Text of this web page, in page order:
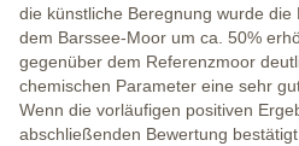
die künstliche Beregnung wurde
dem Barssee-Moor um ca. 50%
gegenüber dem Referenzmoor
chemischen Parameter eine sehr
Wenn die vorläufigen positiven
abschließenden Bewertung